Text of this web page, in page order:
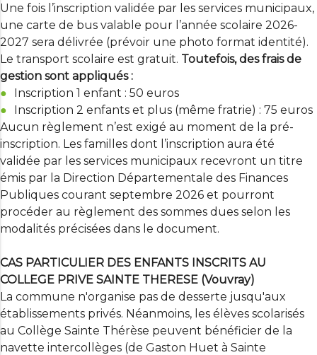
Une fois l’inscription validée par les services municipaux,
une carte de bus valable pour l’année scolaire 2026-
2027 sera délivrée (prévoir une photo format identité).
Le transport scolaire est gratuit. Toutefois, des frais de
gestion sont appliqués :
Inscription 1 enfant : 50 euros
Inscription 2 enfants et plus (même fratrie) : 75 euros
Aucun règlement n’est exigé au moment de la pré-
inscription. Les familles dont l’inscription aura été
validée par les services municipaux recevront un titre
émis par la Direction Départementale des Finances
Publiques courant septembre 2026 et pourront
procéder au règlement des sommes dues selon les
modalités précisées dans le document.
CAS PARTICULIER DES ENFANTS INSCRITS AU
COLLEGE PRIVE SAINTE THERESE (Vouvray)
La commune n'organise pas de desserte jusqu'aux
établissements privés. Néanmoins, les élèves scolarisés
au Collège Sainte Thérèse peuvent bénéficier de la
navette intercollèges (de Gaston Huet à Sainte